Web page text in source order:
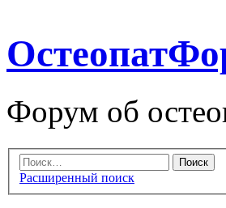
Форум об
Расширенный поиск